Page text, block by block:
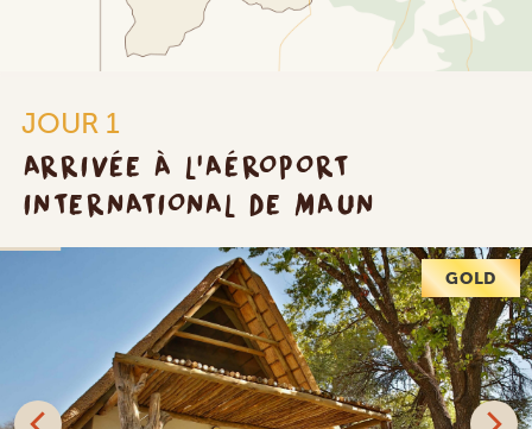
JOUR 1
ARRIVÉE À L'AÉROPORT
INTERNATIONAL DE MAUN
GOLD